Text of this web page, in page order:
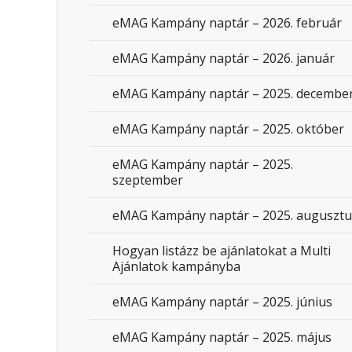
eMAG Kampány naptár – 2026. február
eMAG Kampány naptár – 2026. január
eMAG Kampány naptár – 2025.
eMAG Kampány naptár – 2025. október
eMAG Kampány naptár – 2025.
szeptember
eMAG Kampány naptár – 2025.
Hogyan listázz be ajánlatokat a Multi
Ajánlatok kampányba
eMAG Kampány naptár – 2025. június
eMAG Kampány naptár – 2025. május